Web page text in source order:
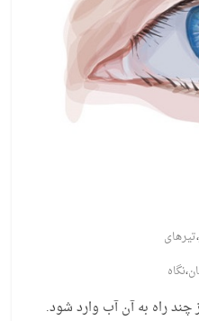
،تیرهای
،نگاه
چند راه به آن آب وارد شود.